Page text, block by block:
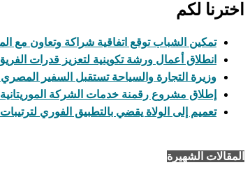
اخترنا لكم
تمكين الشباب توقع اتفاقية شراكة وتعاون مع
انطلاق أعمال ورشة تكوينية لتعزيز قدرات الفريق
وزيرة التجارة والسياحة تستقبل السفير
إطلاق مشروع رقمنة خدمات الشركة الموريتانية
تعميم إلى الولاة يقضي بالتطبيق الفوري
المقالات الشهيرة